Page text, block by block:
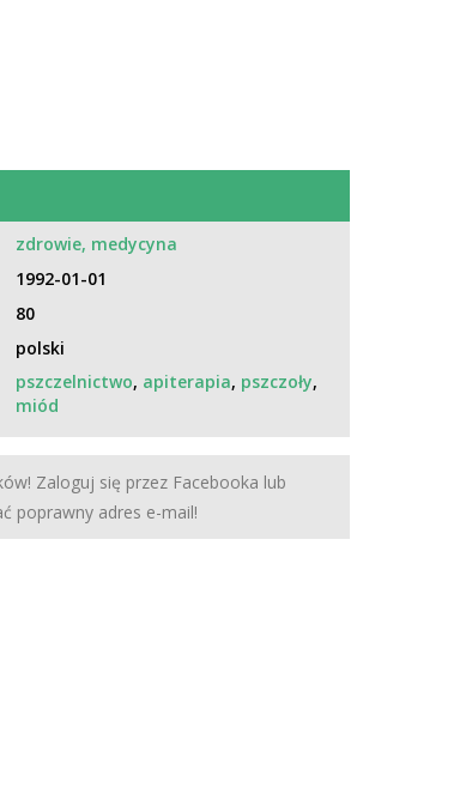
zdrowie, medycyna
1992-01-01
80
polski
pszczelnictwo, apiterapia, pszczoły,
miód
Zaloguj się przez Facebooka lub
poprawny adres e-mail!